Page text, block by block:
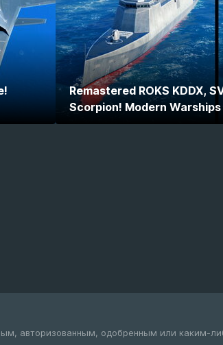
Remastered ROKS KDDX,
Scorpion! Modern
авторизованным, одобренным или каким-